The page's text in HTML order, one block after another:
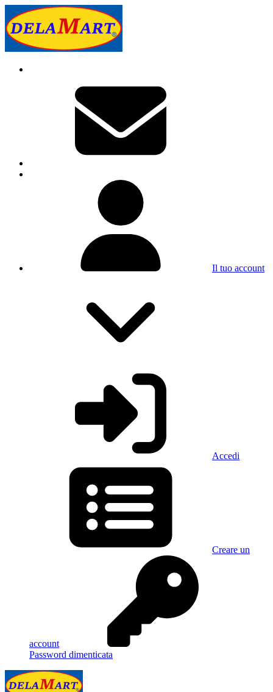
Il tuo account
Accedi
Creare un
account
Password dimenticata